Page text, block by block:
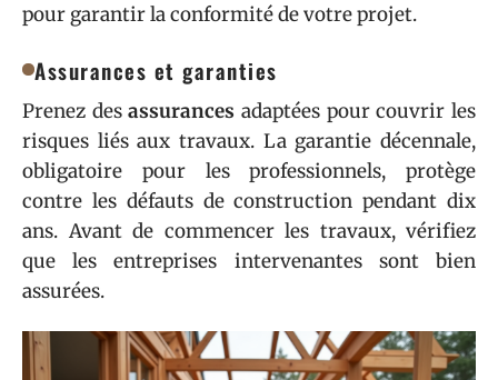
pour garantir la conformité de votre projet.
Assurances et garanties
Prenez desassurances adaptées pour couvrir les
risques liés aux travaux. La garantie décennale,
obligatoire pour les professionnels, protège
contre les défauts de construction pendant dix
ans. Avant de commencer les travaux, vérifiez
que les entreprises intervenantes sont bien
assurées.